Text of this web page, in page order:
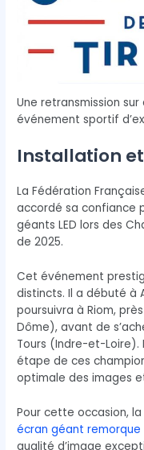
Une retransmission sur
événement sportif
Installation
La Fédération
accordé sa confiance
géants LED lors des
de 2025.
Cet événement
distincts. Il a débuté
poursuivra à Riom,
Dôme), avant de
Tours (Indre-et-Loire).
étape de ces
optimale des images
Pour cette occasion, la
écran géant remorque
qualité d’image